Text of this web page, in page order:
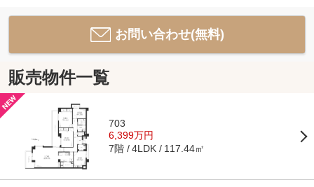
お問い合わせ(無料)
販売物件一覧
703
6,399万円
7階 4LDK 117.44㎡